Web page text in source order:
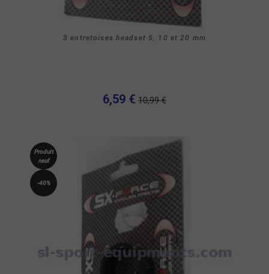
3 entretoises headset 5, 10 et 20 mm
6,59 € 10,99 €
Produit
neuf
-40%